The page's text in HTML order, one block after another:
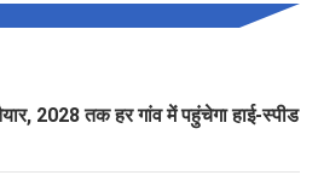
2028 तक हर गांव में पहुंचेगा हाई-स्पीड